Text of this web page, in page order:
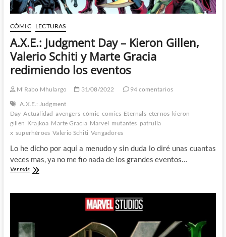
CÓMIC LECTURAS
A.X.E.: Judgment Day – Kieron Gillen,
Valerio Schiti y Marte Gracia
redimiendo los eventos
M'Rabo Mhulargo 31/08/2022
94 comentarios
A.X.E.: Judgment
Day Actualidad avengers cómic comics Eternals eternos kieron
gillen Krajkoa Marte Gracia Marvel mutantes patrulla
x superhéroes Valerio Schiti Vengadores
Lo he dicho por aquí a menudo y sin duda lo diré unas cuantas
veces mas, ya no me fio nada de los grandes eventos…
Ver másA.X.E.:
Valerio
Schiti